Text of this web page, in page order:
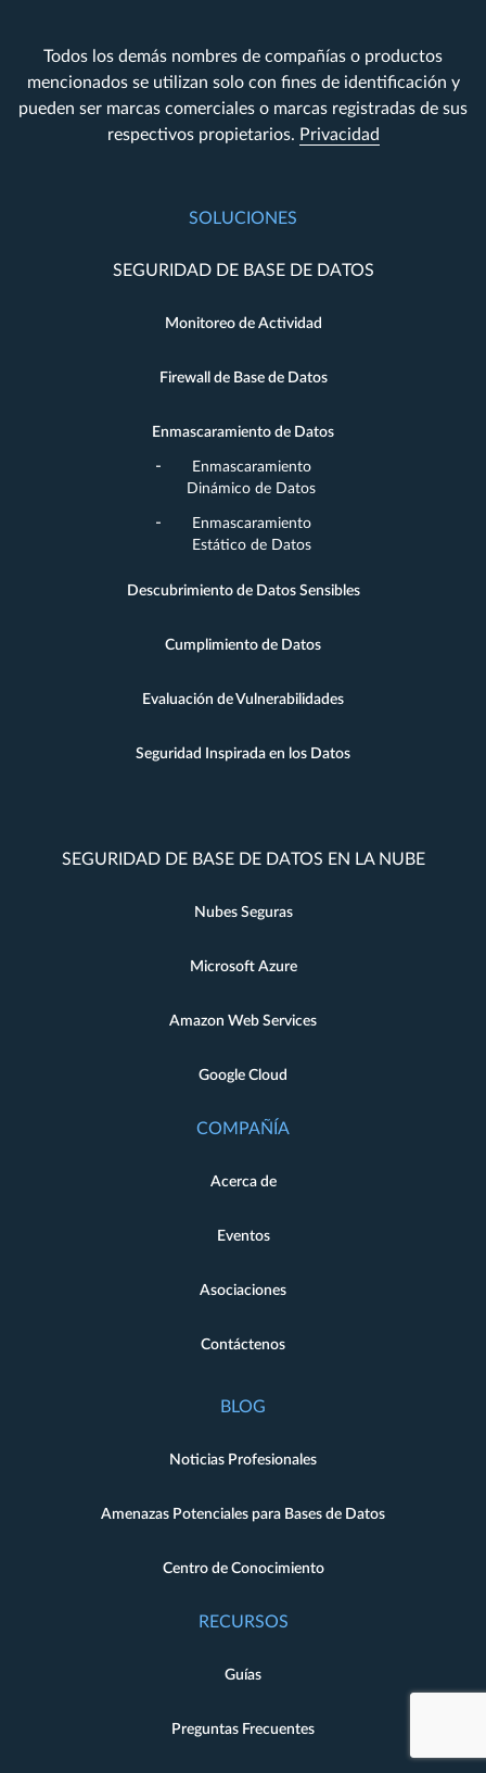
Todos los demás nombres de compañías o productos
mencionados se utilizan solo con fines de identificación y
pueden ser marcas comerciales o marcas registradas de sus
respectivos propietarios. Privacidad
SOLUCIONES
SEGURIDAD DE BASE DE DATOS
Monitoreo de Actividad
Firewall de Base de Datos
Enmascaramiento de Datos
Enmascaramiento
Dinámico de Datos
Enmascaramiento
Estático de Datos
Descubrimiento de Datos Sensibles
Cumplimiento de Datos
Evaluación de Vulnerabilidades
Seguridad Inspirada en los Datos
SEGURIDAD DE BASE DE DATOS EN LA NUBE
Nubes Seguras
Microsoft Azure
Amazon Web Services
Google Cloud
COMPAÑÍA
Acerca de
Eventos
Asociaciones
Contáctenos
BLOG
Noticias Profesionales
Amenazas Potenciales para Bases de Datos
Centro de Conocimiento
RECURSOS
Guías
Preguntas Frecuentes